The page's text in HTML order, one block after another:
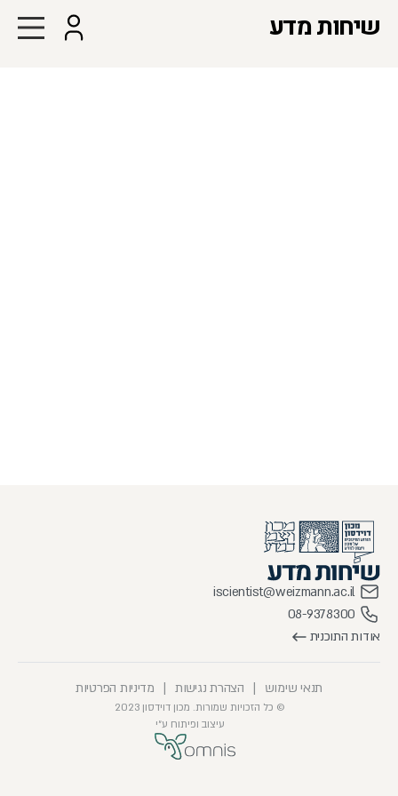
שיחות מדע
אודות התוכנית
08-9378300
iscientist@weizmann.ac.il
© כל הזכויות שמורות. מכון דוידסון 2023
עיצוב ופיתוח ע״י
תנאי שימוש | הצהרת נגישות | מדיניות הפרטיות